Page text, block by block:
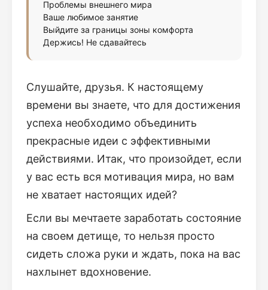
Проблемы внешнего мира
Ваше любимое занятие
Выйдите за границы зоны комфорта
Держись! Не сдавайтесь
Слушайте, друзья. К настоящему
времени вы знаете, что для достижения
успеха необходимо объединить
прекрасные идеи с эффективными
действиями. Итак, что произойдет, если
у вас есть вся мотивация мира, но вам
не хватает настоящих идей?
Если вы мечтаете заработать состояние
на своем детище, то нельзя просто
сидеть сложа руки и ждать, пока на вас
нахлынет вдохновение.